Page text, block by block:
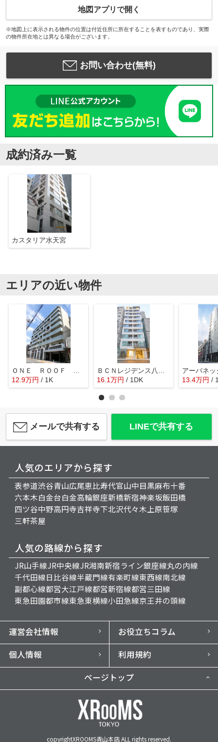
地図アプリで開く
※地図上に表示される物件の位置は付近住所に所在することを表すものであり、実際
の物件所在地とは異なる場合がございます。
お問い合わせ(無料)
成約済み一覧
カスタリア水天宮
エリアの近い物件
12.9万円 / 1K
16.1万円 / 1DK
アーバネ
13.4万円 /
メールで共有する LINEで共有する
人気のエリアから探す
表参道渋谷青山広尾恵比寿代官山中目黒麻布十番
六本木白金台白金高輪銀座新橋新宿神楽坂飯田橋
四ツ谷中野高円寺吉祥寺下北沢代々木上原笹塚
三軒茶屋
人気の路線から探す
JR山手線JR中央線JR湘南新宿ライン銀座線丸の内線
千代田線日比谷線半蔵門線有楽町線東西線南北線
副都心線都営大江戸線都営新宿線都営三田線
東急田園都市線東急東横線小田急線京王井の頭線
運営会社情報
お役立ちコラム
個人情報
利用規約
ページトップ
copyrightXROOMS青山本店 ALL rights reserved.